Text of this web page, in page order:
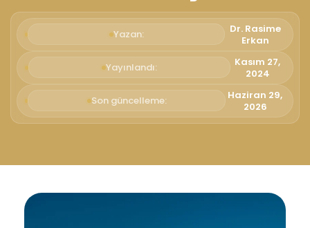
Yazan:
Dr. Rasime
Erkan
Yayınlandı:
Kasım 27,
2024
Son güncelleme:
Haziran 29,
2026